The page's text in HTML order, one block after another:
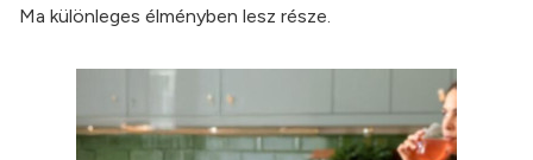
Ma különleges élményben lesz része.